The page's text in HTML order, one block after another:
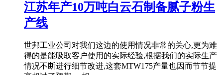
江苏年产10万吨白云石制备腻子粉生
产线
世邦工业公司对我们这边的使用情况非常的关心,更为难
得的是能吸取客户使用的实际经验,根据我们的实际生产
情况不断进行细节改进,这套MTW175产量也因而节节提